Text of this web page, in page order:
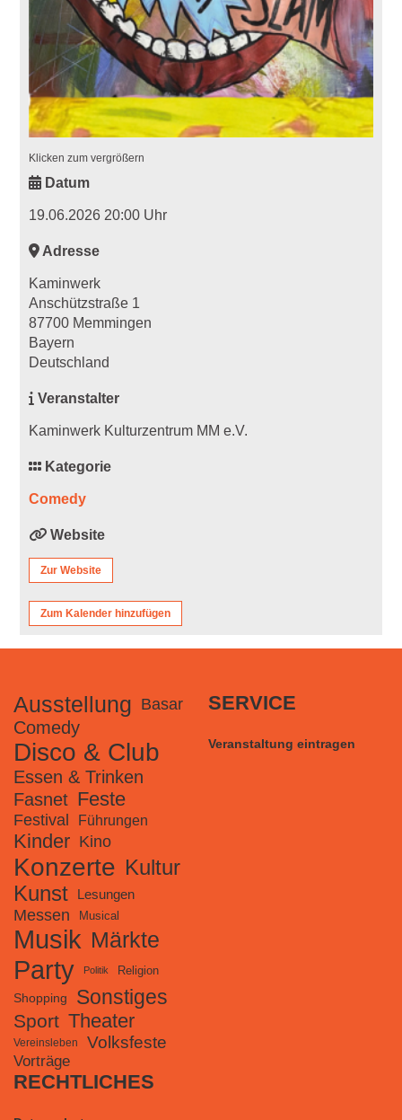
Klicken zum vergrößern
Datum
19.06.2026 20:00 Uhr
Adresse
Kaminwerk
Anschützstraße 1
87700 Memmingen
Bayern
Deutschland
Veranstalter
Kaminwerk Kulturzentrum MM e.V.
Kategorie
Comedy
Website
Zur Website
Zum Kalender hinzufügen
Ausstellung Basar
Comedy
Disco & Club
Essen & Trinken
Fasnet Feste
Festival Führungen
Kinder Kino
Konzerte Kultur
Kunst
Lesungen
Messen Musical
Musik Märkte
Party Politik Religion
Shopping Sonstiges
Sport Theater
Vereinsleben Volksfeste
Vorträge
SERVICE
Veranstaltung eintragen
RECHTLICHES